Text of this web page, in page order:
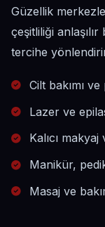
Güzellik
çeşitliliği
tercihe
Cilt bakımı
Lazer ve
Kalıcı makyaj
Manikür,
Masaj ve